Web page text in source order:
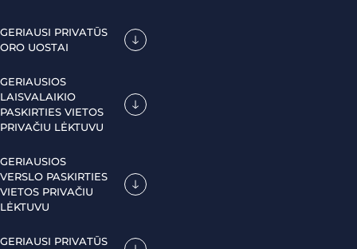
GERIAUSI PRIVATŪS
ORO UOSTAI
GERIAUSIOS
LAISVALAIKIO
PASKIRTIES VIETOS
PRIVAČIU LĖKTUVU
GERIAUSIOS
VERSLO PASKIRTIES
VIETOS PRIVAČIU
LĖKTUVU
GERIAUSI PRIVATŪS